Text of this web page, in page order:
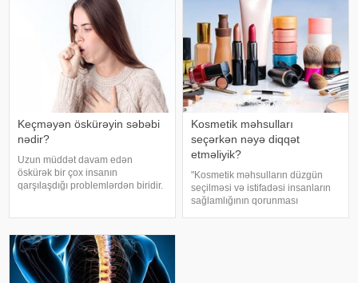
tərli halda qəfil çox soyuq otağ
Keçməyən öskürəyin səbəbi
nədir?
Uzun müddət davam edən
öskürək bir çox insanın
qarşılaşdığı problemlərdən biridir.
hər zaman tənəffüs yolu
infeksiyası olmur
Kosmetik məhsulları
seçərkən nəyə diqqət
etməliyik?
"Kosmetik məhsulların düzgün
seçilməsi və istifadəsi insanların
sağlamlığının qorunması